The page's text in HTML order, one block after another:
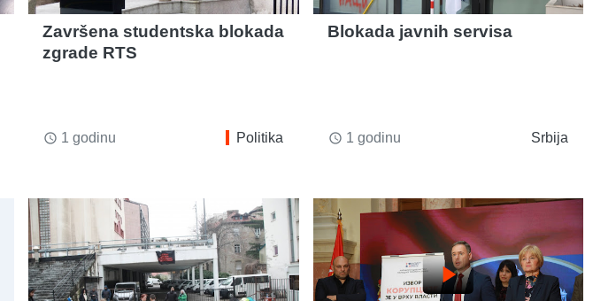
Završena studentska blokada
zgrade RTS
access_time 1 godinu Politika
Blokada javnih servisa
access_time 1 godinu Srbija
play_arrow